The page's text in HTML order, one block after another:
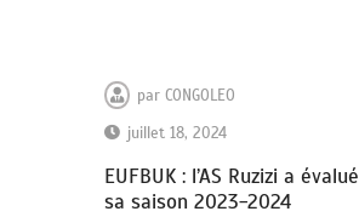
parCONGOLEO
juillet 18, 2024
EUFBUK : l’AS Ruzizi a évalué
sa saison 2023-2024